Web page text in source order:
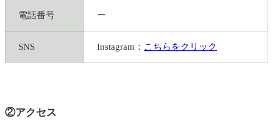
電話番号 ー
SNS Instagram： こちらをクリック
②アクセス